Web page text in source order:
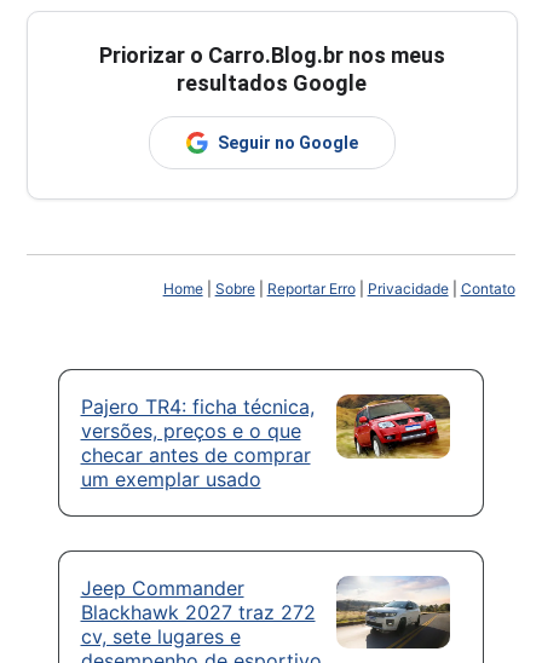
Priorizar o Carro.Blog.br nos meus
resultados Google
Seguir no Google
Home| Sobre| Reportar Erro| Privacidade| Contato
Pajero TR4: ficha técnica,
versões, preços e o que
checar antes de comprar
um exemplar usado
Jeep Commander
Blackhawk 2027 traz 272
cv, sete lugares e